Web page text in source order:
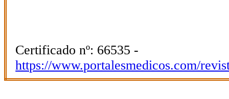
Certificado nº: 66535 -
https://www.portalesmedicos.com/